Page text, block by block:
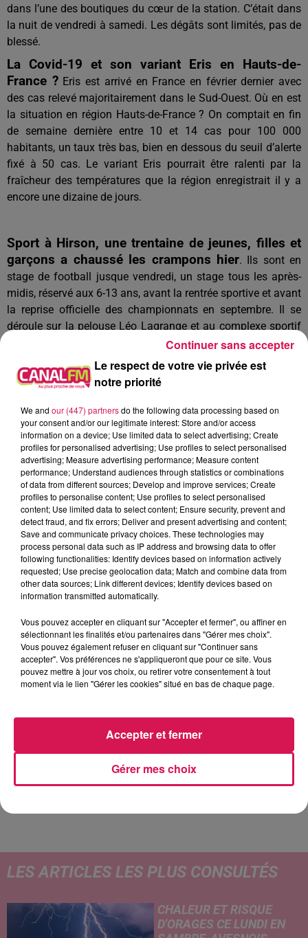
dans l’une des boutiques du cœur de la station. C’était dans
la nuit de vendredi à samedi. Les dégâts sont limités, pas de
blessé.
La Covid-19 et son variant Eris en Hauts-de-
France ?Eris est arrivé en France en février dernier avec
des cas relevé majoritairement dans le Sud-Ouest. Où en est
la situation en région Hauts-de-France ? On comptait en fin
de semaine dernière entre 10 et 14 cas pour 100 000
habitants, un taux très bas, bien en dessous du seuil d’alerte
fixé à 50 cas. Le variant Eris pourrait être ralenti par la
fraîcheur des températures que la région enregistrait il y a
encore une dizaine de jours.
Sport à Hirson, une trentaine de jeunes, filles et
garçons a chaussé les crampons hier. Ils sont en
stage de football jusque vendredi, un stage tous les après-
midis, réservé aux 6-13 ans, avant la rentrée sportive et avant
la reprise officielle des championnats en septembre. Il se
déroule sur la pelouse Léo Lagrange et au complexe sportif
de Buire-Hirson, avec l’Union Sportive BHT.
À L'ANTENNE
8h00 - 10h00
CHRISTOPHE MAE AVENTURA CYNDI LAUPER
LES ARTICLES LES PLUS CONSULTÉS
CHALEUR ET RISQUE
D'ORAGES CE LUNDI EN
Le respect de votre vie privée est
notre priorité
We and our (447) partnersdo the following data processing based on
your consent and/or our legitimate interest: Store and/or access
information on a device; Use limited data to select advertising; Create
profiles for personalised advertising; Use profiles to select personalised
advertising; Measure advertising performance; Measure content
performance; Understand audiences through statistics or combinations
of data from different sources; Develop and improve services; Create
profiles to personalise content; Use profiles to select personalised
content; Use limited data to select content; Ensure security, prevent and
detect fraud, and fix errors; Deliver and present advertising and content;
Save and communicate privacy choices. These technologies may
process personal data such as IP address and browsing data to offer
following functionalities: Identify devices based on information actively
requested; Use precise geolocation data; Match and combine data from
other data sources; Link different devices; Identify devices based on
information transmitted automatically.
Vous pouvez accepter en cliquant sur "Accepter et fermer", ou affiner en
sélectionnant les finalités et/ou partenaires dans "Gérer mes choix".
Vous pouvez également refuser en cliquant sur "Continuer sans
accepter". Vos préférences ne s'appliqueront que pour ce site. Vous
pouvez mettre à jour vos choix, ou retirer votre consentement à tout
moment via le lien "Gérer les cookies" situé en bas de chaque page.
Gérer mes choix
Accepter et fermer
Continuer sans accepter